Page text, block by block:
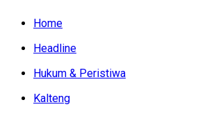
Home
Headline
Hukum & Peristiwa
Kalteng